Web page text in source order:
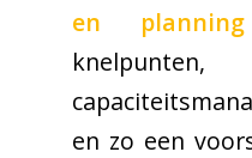
en planning
en zo een